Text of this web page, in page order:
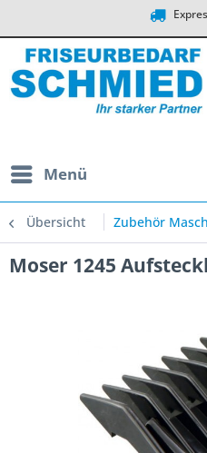
Menü
Übersicht Zubehör
Moser 1245